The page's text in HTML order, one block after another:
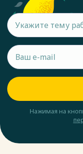
Нажимая на